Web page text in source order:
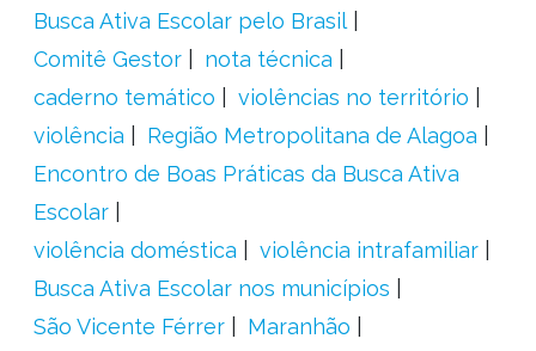
Busca Ativa Escolar pelo Brasil
Comitê Gestor
nota técnica
caderno temático
violências no território
violência
Região Metropolitana de Alagoa
Encontro de Boas Práticas da Busca Ativa
Escolar
violência doméstica
violência intrafamiliar
Busca Ativa Escolar nos municípios
São Vicente Férrer
Maranhão